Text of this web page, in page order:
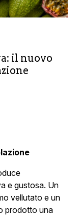
il nuovo
e gustosa. Un
vellutato e un
prodotto una